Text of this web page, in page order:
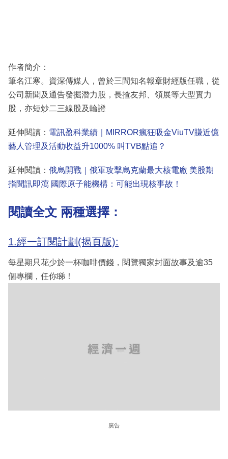
作者簡介：
筆名江寒。資深傳媒人，曾於三間知名報章財經版任職，從
公司新聞及通告發掘潛力股，長揸友邦、領展等大型實力
股，亦短炒二三線股及輪證
延伸閱讀： 電訊盈科業績｜MIRROR瘋狂吸金ViuTV賺近億
藝人管理及活動收益升1000% 叫TVB點追？
延伸閱讀： 俄烏開戰｜俄軍攻擊烏克蘭最大核電廠 美股期
指聞訊即瀉 國際原子能機構：可能出現核事故！
閱讀全文 兩種選擇：
1.經一訂閱計劃(揭頁版):
每星期只花少於一杯咖啡價錢，閱覽獨家封面故事及逾35
個專欄，任你睇！
廣告